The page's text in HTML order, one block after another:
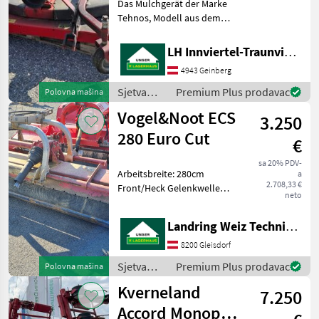
Polovna mašina
Das Mulchgerät der Marke
Tehnos, Modell aus dem
sich als zuverlässiges und
effizientes Gerät für
landwirtschaftliche
Arbeiten. Mit nur 80 B
LH Innviertel-Traunviertel-Urfahr eGen, Geinberg
4943 Geinberg
Sjetva
(sijačice,
mulčeri,
sjetvospremači
i dr) /
Premium Plus prodavac
Polovna mašina
Vogel&Noot ECS
280 Euro Cut
3.250
€
sa 20% PDV-
a
2.708,33 €
neto
Arbeitsbreite: 280cm
Front/Heck Gelenkwelle
Hämmer Sjetva (sijačice,
mulčeri, sjetvospremači i
dr) Tarupi
Landring Weiz Technikzentrum Süd
8200 Gleisdorf
Sjetva
(sijačice,
mulčeri,
sjetvospremači
Premium Plus prodavac
Kverneland
Accord Monopill
7.250